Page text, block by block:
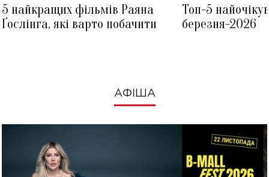
5 найкращих фільмів Раяна
Ґослінга, які варто побачити
Топ-5
березня-2026
АФІША